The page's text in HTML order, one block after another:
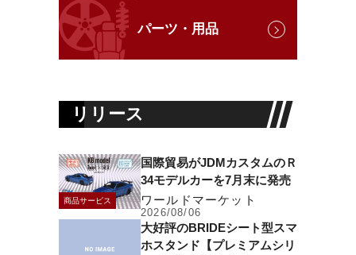
パーツ・用品
リリース
商品サービス
国際貿易がJDMカスタムのＲ
34モデルカーを7月末に発売
ワールドマーケット
2026/08/06
大好評のBRIDEシート型スマ
ホスタンド【プレミアムシリ